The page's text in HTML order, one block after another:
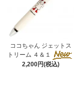
ココちゃん ジェットス
トリーム ４＆１
2,200円(税込)